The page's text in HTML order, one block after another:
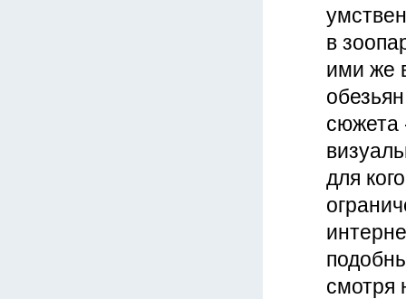
в
ими же
сюжета
для
смотря